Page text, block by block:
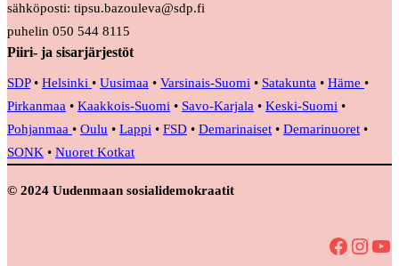
sähköposti: tipsu.bazouleva@sdp.fi
puhelin 050 544 8115
Piiri- ja sisarjärjestöt
SDP• Helsinki • Uusimaa • Varsinais-Suomi • Satakunta • Häme •
Pirkanmaa • Kaakkois-Suomi • Savo-Karjala • Keski-Suomi •
Pohjanmaa • Oulu • Lappi • FSD • Demarinaiset • Demarinuoret •
SONK • Nuoret Kotkat
© 2024 Uudenmaan sosialidemokraatit
Facebook Instagram YouTube